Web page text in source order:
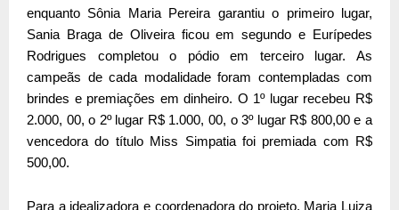
enquanto Sônia Maria Pereira garantiu o primeiro lugar,
Sania Braga de Oliveira ficou em segundo e Eurípedes
Rodrigues completou o pódio em terceiro lugar. As
campeãs de cada modalidade foram contempladas com
brindes e premiações em dinheiro. O 1º lugar recebeu R$
2.000, 00, o 2º lugar R$ 1.000, 00, o 3º lugar R$ 800,00 e a
vencedora do título Miss Simpatia foi premiada com R$
500,00.
Para a idealizadora e coordenadora do projeto, Maria Luiza